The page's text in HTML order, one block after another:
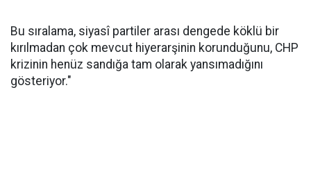
Bu sıralama, siyasî partiler arası dengede köklü bir
kırılmadan çok mevcut hiyerarşinin korunduğunu, CHP
krizinin henüz sandığa tam olarak yansımadığını
gösteriyor."